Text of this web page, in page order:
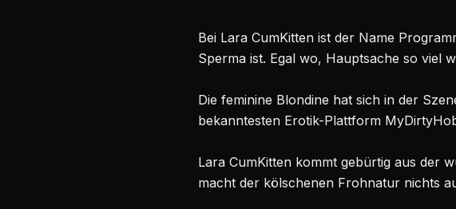
Bei Lara CumKitten ist der Name
Sperma ist. Egal wo, Hauptsache so viel
Die feminine Blondine hat sich in der
bekanntesten Erotik-Plattform
Lara CumKitten kommt gebürtig aus der
macht der kölschenen Frohnatur nichts